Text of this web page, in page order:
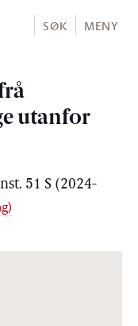
SØK MENY
utanfor
51 S (2024-